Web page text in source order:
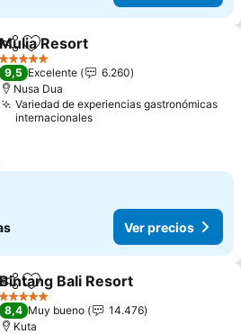
CompartirAgregar a favoritos
Mulia Resort
5 Estrellas
9,5 Excelente
6.260
Nusa Dua
Variedad de experiencias gastronómicas
internacionales
Ver precios
CompartirAgregar a favoritos
Bintang Bali Resort
5 Estrellas
8,4 Muy bueno
14.476
Kuta